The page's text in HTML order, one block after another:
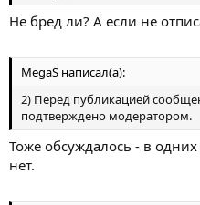
Не бред ли? А если не
MegaS написал(а):
2) Перед публикацией
подтверждено модератором.
Тоже обсуждалось - в
нет.